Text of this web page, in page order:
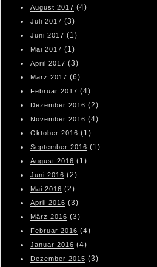
August 2017 (4)
Juli 2017 (3)
Juni 2017 (1)
Mai 2017 (1)
April 2017 (3)
März 2017 (6)
Februar 2017 (4)
Dezember 2016 (2)
November 2016 (4)
Oktober 2016 (1)
September 2016 (1)
August 2016 (1)
Juni 2016 (2)
Mai 2016 (2)
April 2016 (3)
März 2016 (3)
Februar 2016 (4)
Januar 2016 (4)
Dezember 2015 (3)